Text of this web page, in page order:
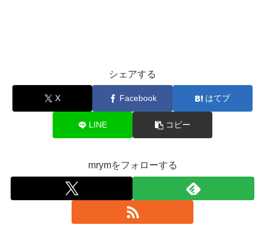
シェアする
X Facebook はてブ
LINE コピー
mrymをフォローする